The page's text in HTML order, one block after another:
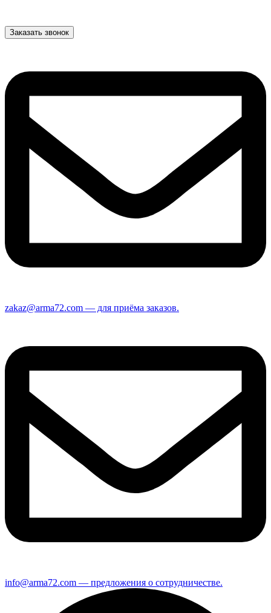
Заказать звонок
zakaz@arma72.com — для приёма заказов.
info@arma72.com — предложения о сотрудничестве.